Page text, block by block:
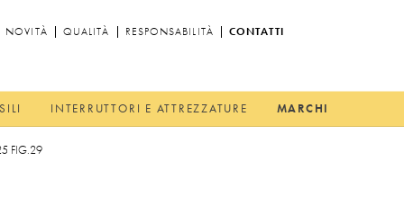
NOVITÀ QUALITÀ RESPONSABILITÀ CONTATTI
INTERRUTTORI E ATTREZZATURE MARCHI
FIG.29